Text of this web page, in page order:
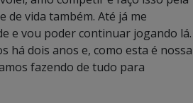
de vida também. Até já me
e vou poder continuar jogando lá.
há dois anos e, como esta é nossa
fazendo de tudo para